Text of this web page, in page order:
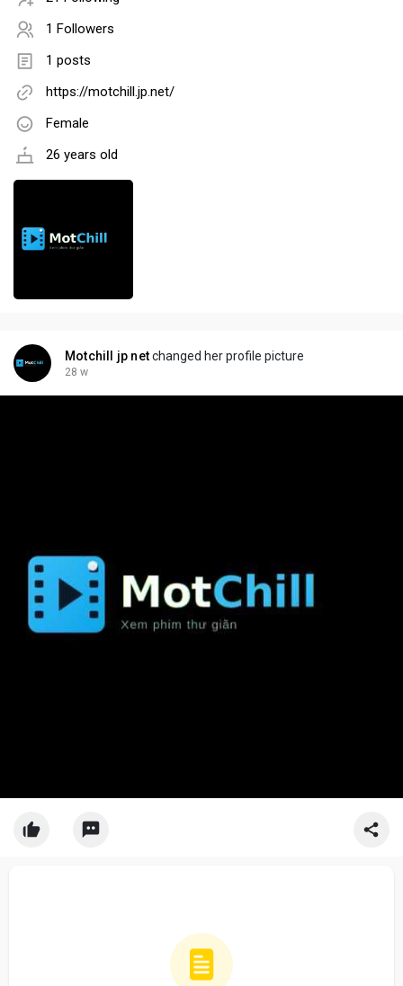
1 Followers
1 posts
https://motchill.jp.net/
Female
26 years old
Motchill jp netchanged her profile picture
28 w